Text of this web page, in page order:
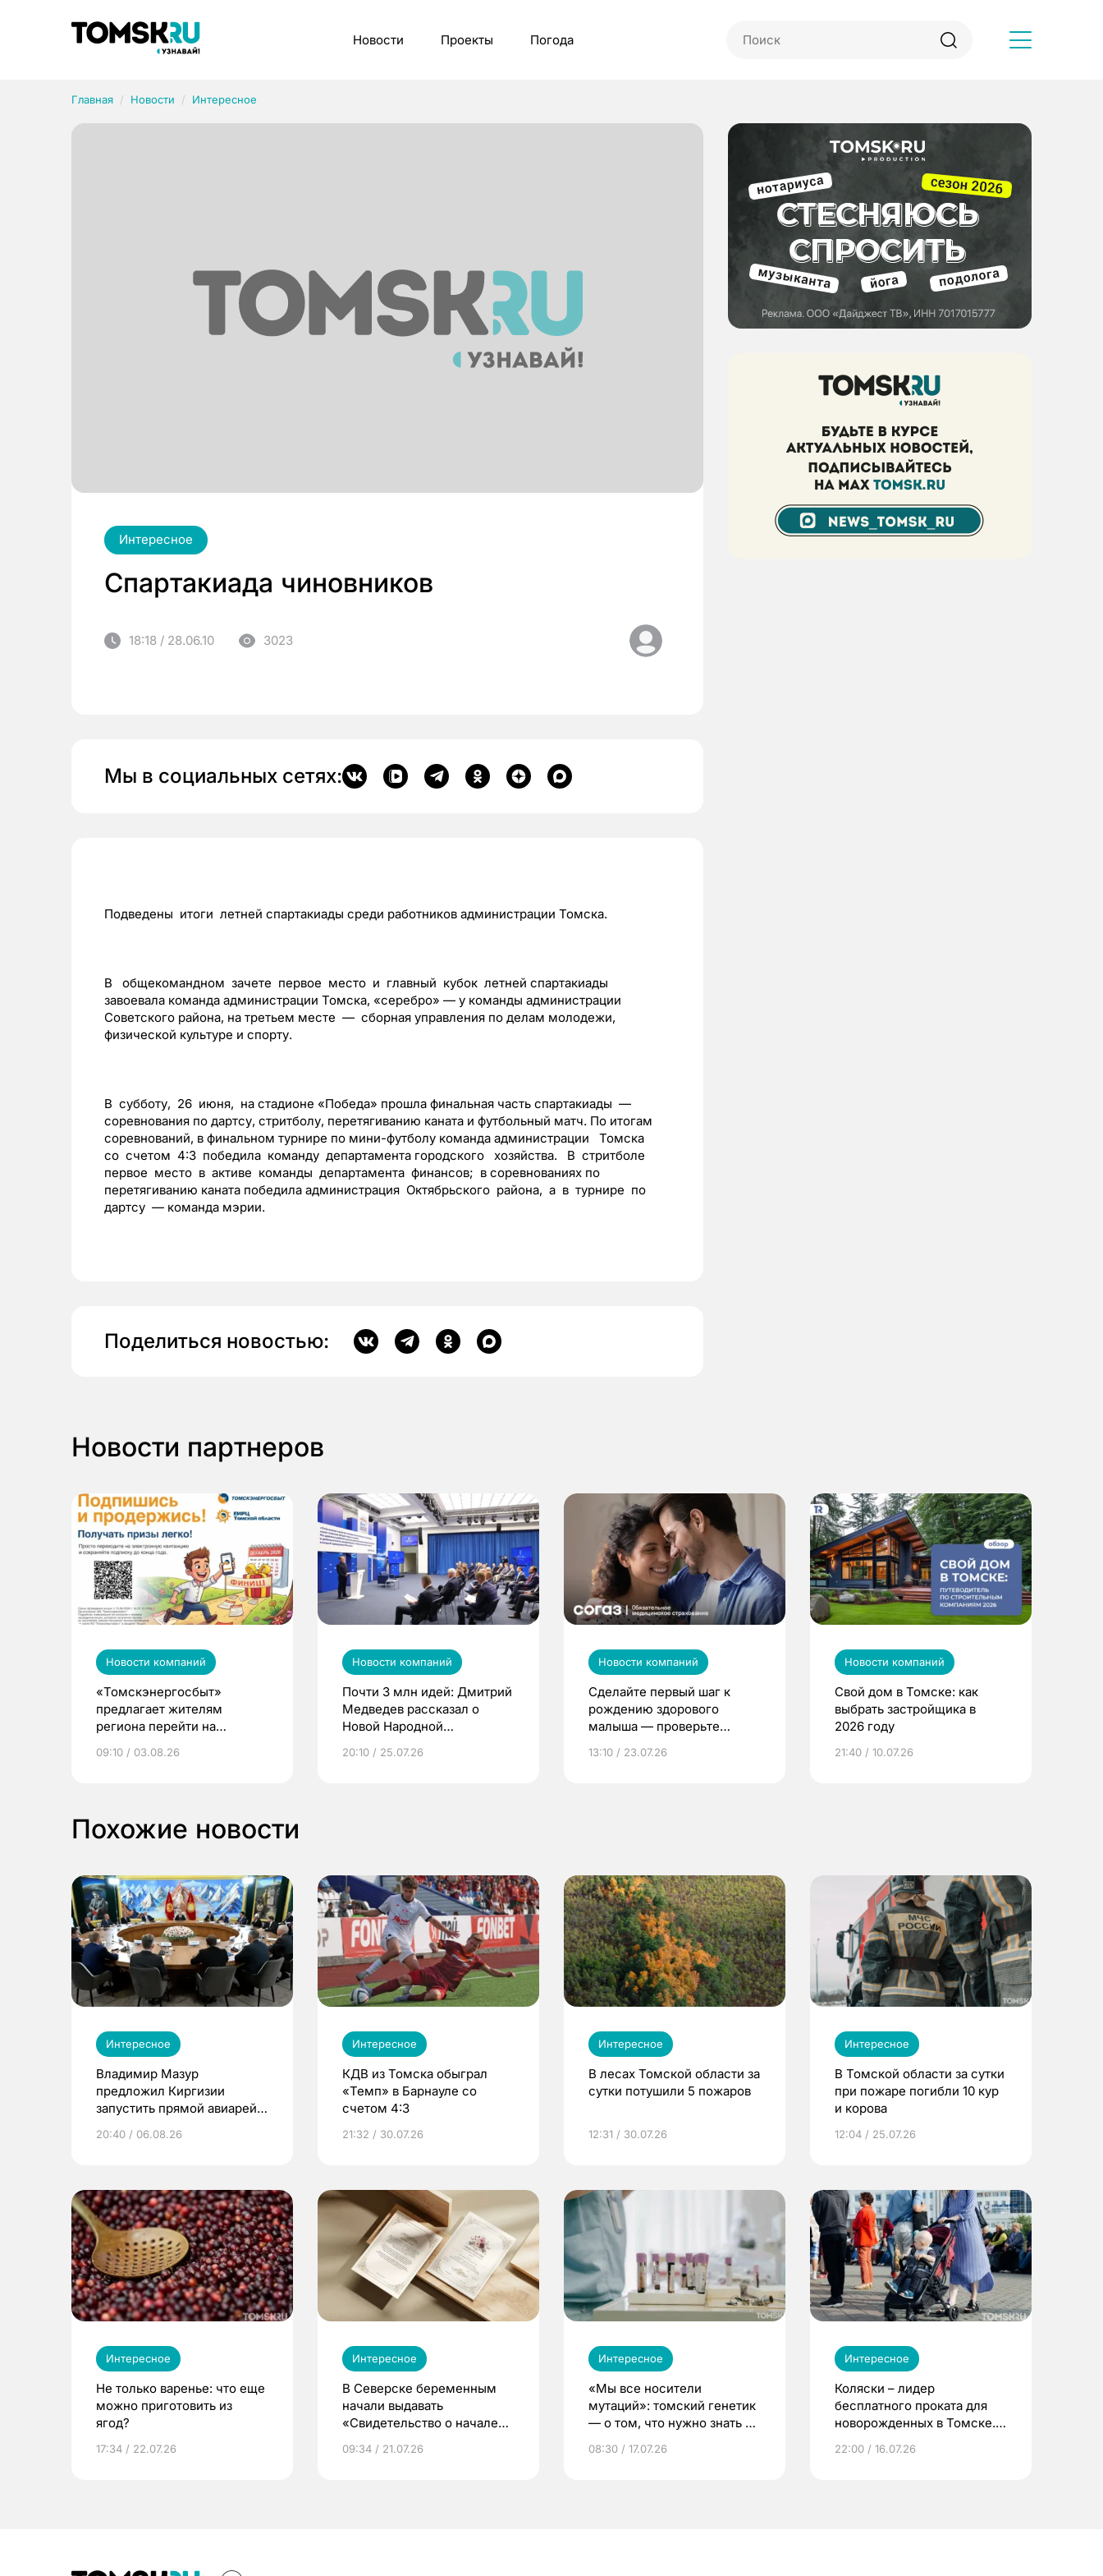
Новости Проекты Погода
Главная Новости Интересное
Интересное
Спартакиада чиновников
18:18 / 28.06.10 3023
Мы в социальных сетях:
Подведены итоги летней спартакиады среди работников администрации Томска.
В общекомандном зачете первое место и главный кубок летней спартакиады
завоевала команда администрации Томска, «серебро» — у команды администрации
Советского района, на третьем месте — сборная управления по делам молодежи,
физической культуре и спорту.
В субботу, 26 июня, на стадионе «Победа» прошла финальная часть спартакиады —
соревнования по дартсу, стритболу, перетягиванию каната и футбольный матч. По итогам
соревнований, в финальном турнире по мини-футболу команда администрации Томска
со счетом 4:3 победила команду департамента городского хозяйства. В стритболе
первое место в активе команды департамента финансов; в соревнованиях по
перетягиванию каната победила администрация Октябрьского района, а в турнире по
дартсу — команда мэрии.
Поделиться новостью:
Новости партнеров
Новости компаний
«Томскэнергосбыт»
предлагает жителям
региона перейти на
выиграть призы
09:10 / 03.08.26
Новости компаний
Почти 3 млн идей: Дмитрий
Медведев рассказал о
Новой Народной
20:10 / 25.07.26
Новости компаний
Сделайте первый шаг к
рождению здорового
малыша — проверьте
по ОМС!
13:10 / 23.07.26
Новости компаний
Свой дом в Томске: как
выбрать застройщика в
2026 году
21:40 / 10.07.26
Похожие новости
Интересное
Владимир Мазур
предложил Киргизии
запустить прямой авиарейс
20:40 / 06.08.26
Интересное
КДВ из Томска обыграл
«Темп» в Барнауле со
счетом 4:3
21:32 / 30.07.26
Интересное
В лесах Томской области за
сутки потушили 5 пожаров
12:31 / 30.07.26
Интересное
В Томской области за сутки
при пожаре погибли 10 кур
и корова
12:04 / 25.07.26
Интересное
Не только варенье: что еще
можно приготовить из
ягод?
17:34 / 22.07.26
Интересное
В Северске беременным
начали выдавать
«Свидетельство о начале
09:34 / 21.07.26
Интересное
«Мы все носители
мутаций»: томский генетик
— о том, что нужно знать до
08:30 / 17.07.26
Интересное
Коляски – лидер
бесплатного проката для
новорожденных в Томске.
22:00 / 16.07.26
Рубрики